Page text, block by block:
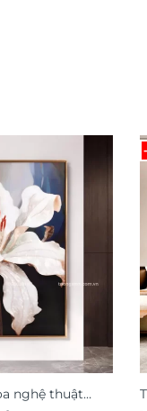
nghệ thuật